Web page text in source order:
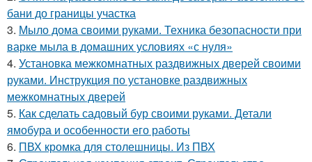
бани до границы участка
3. Мыло дома своими руками. Техника безопасности при
варке мыла в домашних условиях «с нуля»
4. Установка межкомнатных раздвижных дверей своими
руками. Инструкция по установке раздвижных
межкомнатных дверей
5. Как сделать садовый бур своими руками. Детали
ямобура и особенности его работы
6. ПВХ кромка для столешницы. Из ПВХ